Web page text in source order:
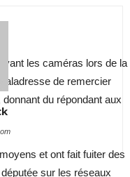
les caméras lors de la
de remercier
du répondant aux
et ont fait fuiter des
sur les réseaux